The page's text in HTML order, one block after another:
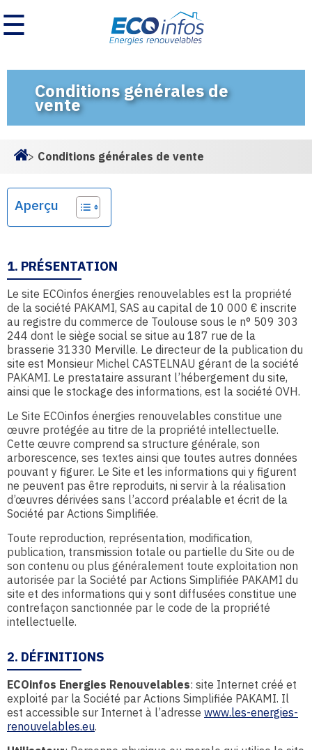
☰
Conditions générales de
vente
> Conditions générales de vente
Aperçu
1. PRÉSENTATION
Le site ECOinfos énergies renouvelables est la propriété
de la société PAKAMI, SAS au capital de 10 000 € inscrite
au registre du commerce de Toulouse sous le n° 509 303
244 dont le siège social se situe au 187 rue de la
brasserie 31330 Merville. Le directeur de la publication du
site est Monsieur Michel CASTELNAU gérant de la société
PAKAMI. Le prestataire assurant l’hébergement du site,
ainsi que le stockage des informations, est la société OVH.
Le Site ECOinfos énergies renouvelables constitue une
œuvre protégée au titre de la propriété intellectuelle.
Cette œuvre comprend sa structure générale, son
arborescence, ses textes ainsi que toutes autres données
pouvant y figurer. Le Site et les informations qui y figurent
ne peuvent pas être reproduits, ni servir à la réalisation
d’œuvres dérivées sans l’accord préalable et écrit de la
Société par Actions Simplifiée.
Toute reproduction, représentation, modification,
publication, transmission totale ou partielle du Site ou de
son contenu ou plus généralement toute exploitation non
autorisée par la Société par Actions Simplifiée PAKAMI du
site et des informations qui y sont diffusées constitue une
contrefaçon sanctionnée par le code de la propriété
intellectuelle.
2. DÉFINITIONS
ECOinfos Energies Renouvelables: site Internet créé et
exploité par la Société par Actions Simplifiée PAKAMI. Il
est accessible sur Internet à l’adresse www.les-energies-
renouvelables.eu.